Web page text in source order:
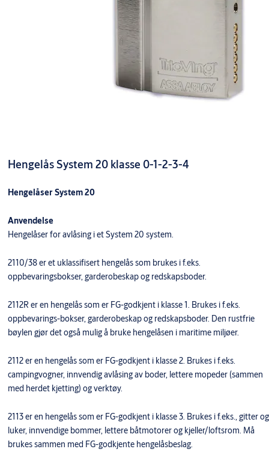
Hengelås System 20 klasse 0-1-2-3-4
Hengelåser System 20
Anvendelse
Hengelåser for avlåsing i et System 20 system.
2110/38 er et uklassifisert hengelås som brukes i f.eks.
oppbevaringsbokser, garderobeskap og redskapsboder.
2112R er en hengelås som er FG-godkjent i klasse 1. Brukes i f.eks.
oppbevarings-bokser, garderobeskap og redskapsboder. Den rustfrie
bøylen gjør det også mulig å bruke hengelåsen i maritime miljøer.
2112 er en hengelås som er FG-godkjent i klasse 2. Brukes i f.eks.
campingvogner, innvendig avlåsing av boder, lettere mopeder (sammen
med herdet kjetting) og verktøy.
2113 er en hengelås som er FG-godkjent i klasse 3. Brukes i f.eks., gitter og
luker, innvendige bommer, lettere båtmotorer og kjeller/loftsrom. Må
brukes sammen med FG-godkjente hengelåsbeslag.